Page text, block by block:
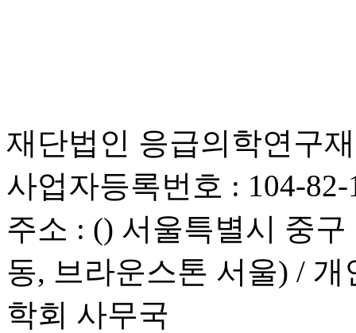
재단법인 응급의학연구
사업자등록번호 : 104-82-
주소 : () 서울특별시 중구
동, 브라운스톤 서울) /
학회 사무국